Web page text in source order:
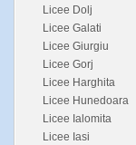
Licee Dolj
Licee Galati
Licee Giurgiu
Licee Gorj
Licee Harghita
Licee Hunedoara
Licee Ialomita
Licee Iasi